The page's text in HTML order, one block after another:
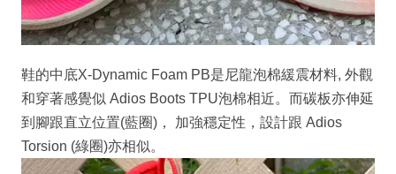
鞋的中底X-Dynamic Foam PB是尼龍泡棉緩震材料, 外觀
和穿著感覺似 Adios Boots TPU泡棉相近。而碳板亦伸延
到腳跟直立位置(藍圈)， 加強穩定性，設計跟 Adios
Torsion (綠圈)亦相似。